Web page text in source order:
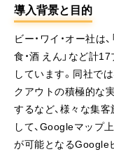
導入背景と目的
ビー・ワイ・オー社は
食・酒 えん」など計
しています。同社で
クアウトの積極的な
するなど、様々な集
して、Googleマップ
が可能となるGoogle